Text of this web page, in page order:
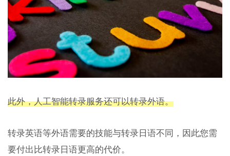
此外，人工智能转录服务还可以转录外语。
转录英语等外语需要的技能与转录日语不同，因此您需
要付出比转录日语更高的代价。